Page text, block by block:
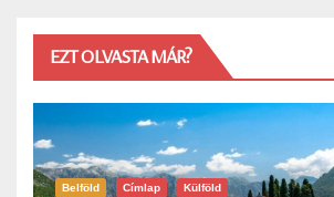
EZT OLVASTA MÁR?
Belföld Címlap Külföld